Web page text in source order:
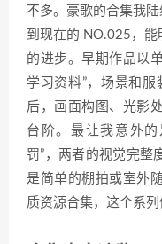
不多。豪歌的合集我
到现在的 NO.025，能
的进步。早期作品以
学习资料”，场景和服
后，画面构图、光影
台阶。最让我意外的
罚”，两者的视觉完整
是简单的棚拍或室外
质资源合集，这个系列